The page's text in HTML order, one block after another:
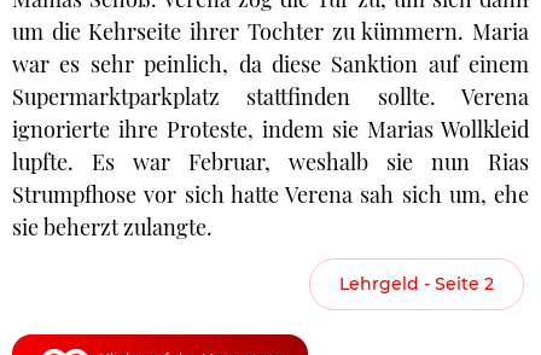
um die Kehrseite ihrer Tochter zu kümmern. Maria
war es sehr peinlich, da diese Sanktion auf einem
Supermarktparkplatz stattfinden sollte. Verena
ignorierte ihre Proteste, indem sie Marias Wollkleid
lupfte. Es war Februar, weshalb sie nun Rias
Strumpfhose vor sich hatte Verena sah sich um, ehe
sie beherzt zulangte.
Lehrgeld - Seite 2